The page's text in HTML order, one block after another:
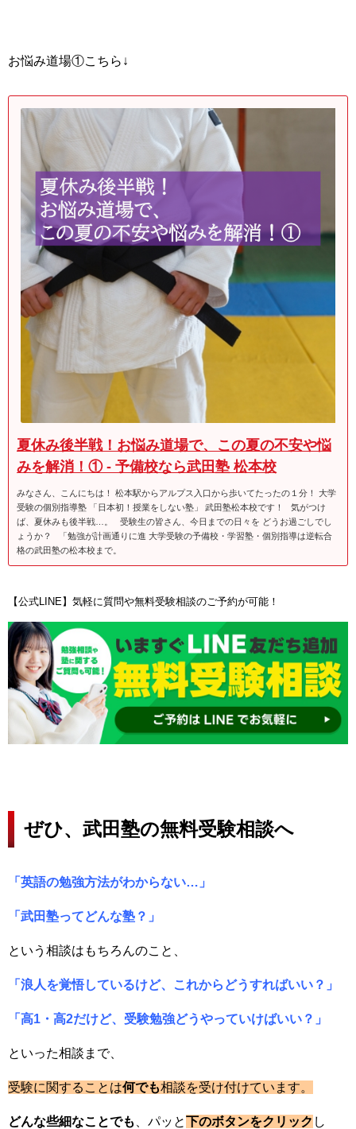
お悩み道場①こちら↓
夏休み後半戦！お悩み道場で、この夏の不安や悩
みを解消！① - 予備校なら武田塾 松本校
みなさん、こんにちは！ 松本駅からアルプス入口から歩いてたったの１分！ 大学
受験の個別指導塾 「日本初！授業をしない塾」 武田塾松本校です！ 気がつけ
ば、夏休みも後半戦…。 受験生の皆さん、今日までの日々を どうお過ごしでし
ょうか？ 「勉強が計画通りに進 大学受験の予備校・学習塾・個別指導は逆転合
格の武田塾の松本校まで。
【公式LINE】気軽に質問や無料受験相談のご予約が可能！
ぜひ、武田塾の無料受験相談へ
「英語の勉強方法がわからない…」
「武田塾ってどんな塾？」
という相談はもちろんのこと、
「浪人を覚悟しているけど、これからどうすればいい？」
「高1・高2だけど、受験勉強どうやっていけばいい？」
といった相談まで、
受験に関することは何でも相談を受け付けています。
どんな些細なことでも 、パッと下のボタンをクリック し